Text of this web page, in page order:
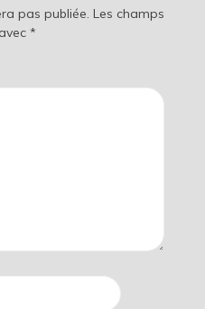
pas publiée. Les champs
*